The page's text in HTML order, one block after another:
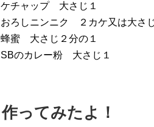
ケチャップ 大さじ１
おろしニンニク ２カケ又は大さじ
蜂蜜 大さじ２分の１
SBのカレー粉 大さじ１
作ってみたよ！